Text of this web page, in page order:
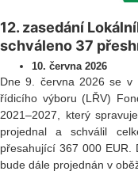
12. zasedání
schváleno 37
10. června 2026
Dne 9. června 2026 se v
řídicího výboru (LŘV)
2021–2027, který
projednal a schválil
přesahující 367 000 EUR.
bude dále projednán v